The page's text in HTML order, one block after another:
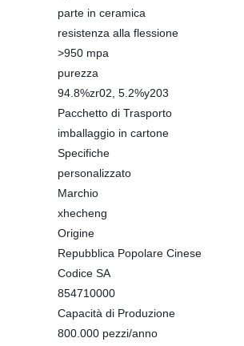
parte in ceramica
resistenza alla flessione
>950 mpa
purezza
94.8%zr02, 5.2%y203
Pacchetto di Trasporto
imballaggio in cartone
Specifiche
personalizzato
Marchio
xhecheng
Origine
Repubblica Popolare Cinese
Codice SA
854710000
Capacità di Produzione
800.000 pezzi/anno